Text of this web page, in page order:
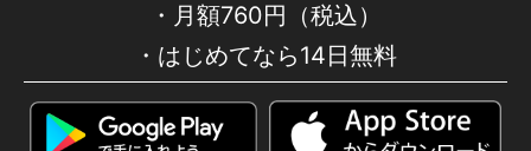
劇場版「Fate/stay night [H
月額760円（税込）
はじめてなら14日無料